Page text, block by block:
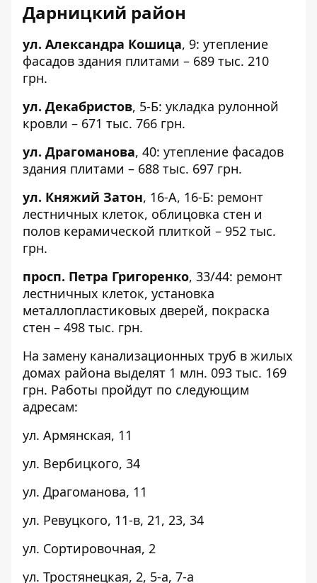
Дарницкий район
ул. Александра Кошица, 9: утепление
фасадов здания плитами – 689 тыс. 210
грн.
ул. Декабристов, 5-Б: укладка рулонной
кровли – 671 тыс. 766 грн.
ул. Драгоманова, 40: утепление фасадов
здания плитами – 688 тыс. 697 грн.
ул. Княжий Затон, 16-А, 16-Б: ремонт
лестничных клеток, облицовка стен и
полов керамической плиткой – 952 тыс.
грн.
просп. Петра Григоренко, 33/44: ремонт
лестничных клеток, установка
металлопластиковых дверей, покраска
стен – 498 тыс. грн.
На замену канализационных труб в жилых
домах района выделят 1 млн. 093 тыс. 169
грн. Работы пройдут по следующим
адресам:
ул. Армянская, 11
ул. Вербицкого, 34
ул. Драгоманова, 11
ул. Ревуцкого, 11-в, 21, 23, 34
ул. Сортировочная, 2
ул. Тростянецкая, 2, 5-а, 7-а